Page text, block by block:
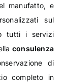
manufatto, e
sul
tutti i servizi
consulenza
di
completo in